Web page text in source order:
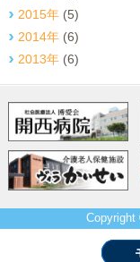
2015年 (5)
2014年 (6)
2013年 (6)
Copyright